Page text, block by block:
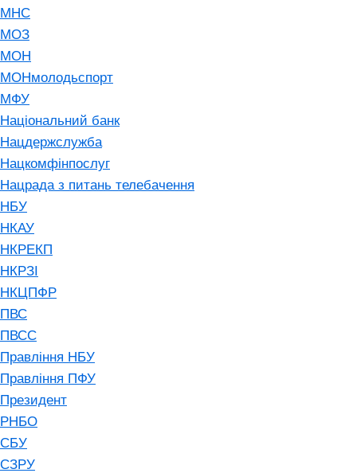
МНС
МОЗ
МОН
МОНмолодьспорт
МФУ
Національний банк
Нацдержслужба
Нацкомфінпослуг
Нацрада з питань телебачення
НБУ
НКАУ
НКРЕКП
НКРЗІ
НКЦПФР
ПВС
ПВСС
Правління НБУ
Правління ПФУ
Президент
РНБО
СБУ
СЗРУ